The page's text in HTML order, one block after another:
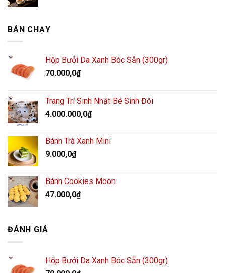
BÁN CHẠY
Hộp Bưởi Da Xanh Bóc Sẵn (300gr)
70.000,0₫
Trang Trí Sinh Nhật Bé Sinh Đôi
4.000.000,0₫
Bánh Trà Xanh Mini
9.000,0₫
Bánh Cookies Moon
47.000,0₫
ĐÁNH GIÁ
Hộp Bưởi Da Xanh Bóc Sẵn (300gr)